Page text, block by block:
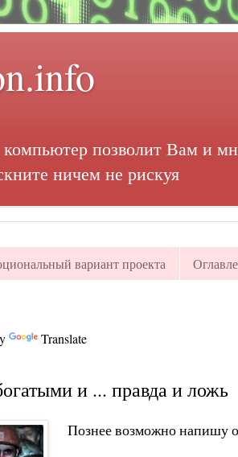
компьютер позволит Вам и
ничем не рискуя
вариант проекта
Translate
и ... правда и ложь
Познее возможно напишу